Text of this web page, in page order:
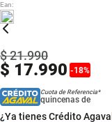
Ean:
$ 17.990 -18%
$21.990
Cuota de Referencia*
quincenas de
¿Ya tienes Crédito